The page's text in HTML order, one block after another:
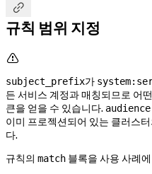

규칙 범위 지정

subject_prefix가
든 서비스 계정과 매칭되므로 어
큰을 얻을 수 있습니다. audience
이미 프로젝션되어 있는 클러스
다.
규칙의 match 블록을 사용 사례